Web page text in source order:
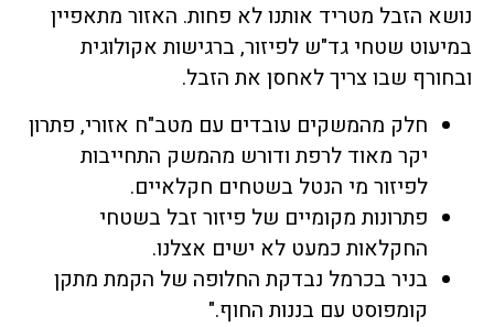
נושא הזבל מטריד אותנו לא פחות. האזור מתאפיין
במיעוט שטחי גד"ש לפיזור, ברגישות אקולוגית
ובחורף שבו צריך לאחסן את הזבל.
חלק מהמשקים עובדים עם מטב"ח אזורי, פתרון
יקר מאוד לרפת ודורש מהמשק התחייבות
לפיזור מי הנטל בשטחים חקלאיים.
פתרונות מקומיים של פיזור זבל בשטחי
החקלאות כמעט לא ישים אצלנו.
בניר בכרמל נבדקת החלופה של הקמת מתקן
קומפוסט עם בננות החוף."